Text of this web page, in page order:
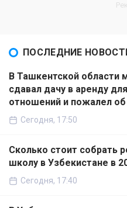
ПОСЛЕДНИЕ
В Ташкентской области
сдавал дачу в аренду
отношений и пожалел
Сегодня, 17:50
Сколько стоит собрать
школу в Узбекистане в
Сегодня, 17:40